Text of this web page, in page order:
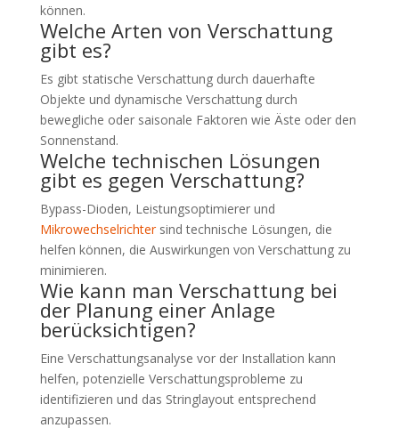
können.
Welche Arten von Verschattung
gibt es?
Es gibt statische Verschattung durch dauerhafte
Objekte und dynamische Verschattung durch
bewegliche oder saisonale Faktoren wie Äste oder den
Sonnenstand.
Welche technischen Lösungen
gibt es gegen Verschattung?
Bypass-Dioden, Leistungsoptimierer und
Mikrowechselrichtersind technische Lösungen, die
helfen können, die Auswirkungen von Verschattung zu
minimieren.
Wie kann man Verschattung bei
der Planung einer Anlage
berücksichtigen?
Eine Verschattungsanalyse vor der Installation kann
helfen, potenzielle Verschattungsprobleme zu
identifizieren und das Stringlayout entsprechend
anzupassen.